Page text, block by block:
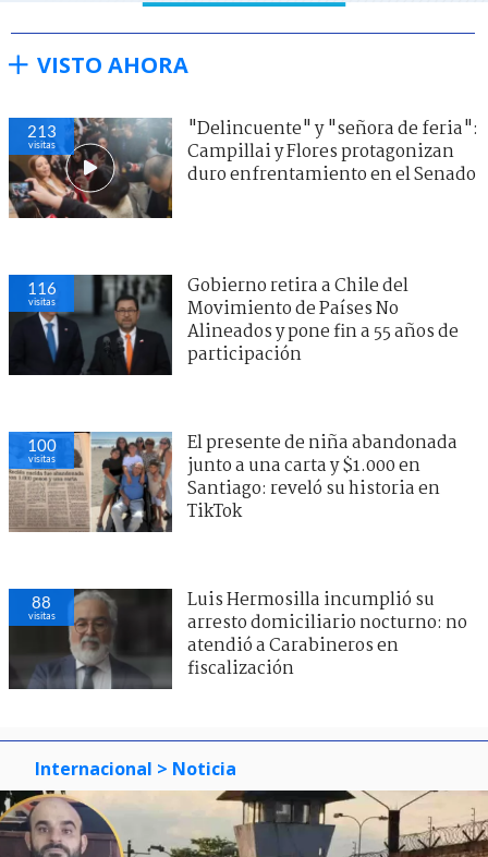
VISTO AHORA
213
visitas
"Delincuente" y "señora de feria":
Campillai y Flores protagonizan
duro enfrentamiento en el Senado
116
visitas
Gobierno retira a Chile del
Movimiento de Países No
Alineados y pone fin a 55 años de
participación
100
visitas
El presente de niña abandonada
junto a una carta y $1.000 en
Santiago: reveló su historia en
TikTok
88
visitas
Luis Hermosilla incumplió su
arresto domiciliario nocturno: no
atendió a Carabineros en
fiscalización
Internacional > Noticia